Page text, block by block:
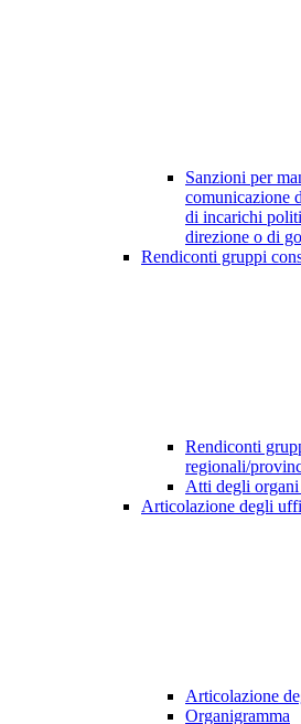
Sanzioni per
comunicazione
di incarichi
direzione o di
Rendiconti gruppi
Rendiconti
regionali/
Atti degli
Articolazione degli
Articolazione
Organigramma